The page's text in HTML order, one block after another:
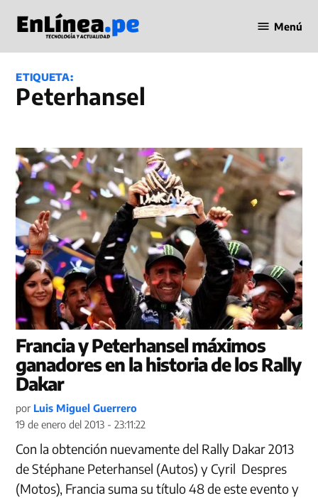
contenido
en Línea
Menú
ETIQUETA:
Peterhansel
Francia y Peterhansel máximos
ganadores en la historia de los Rally
Dakar
por Luis Miguel Guerrero
19 de enero del 2013 - 23:11:22
Con la obtención nuevamente del Rally Dakar 2013
de Stéphane Peterhansel (Autos) y Cyril Despres
(Motos), Francia suma su título 48 de este evento y